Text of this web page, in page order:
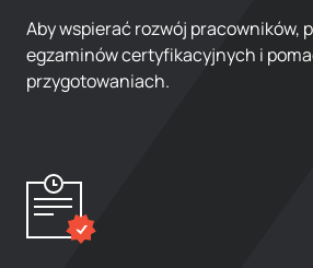
Aby wspierać rozwój pracowników,
egzaminów certyfikacyjnych i
przygotowaniach.